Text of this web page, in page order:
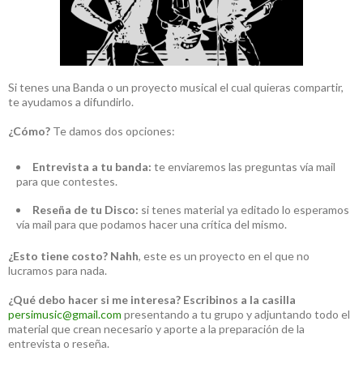
Si tenes una Banda o un proyecto musical el cual quieras compartir,
te ayudamos a difundirlo.
¿Cómo? Te damos dos opciones:
Entrevista a tu banda: te enviaremos las preguntas vía mail
para que contestes.
Reseña de tu Disco: si tenes material ya editado lo esperamos
vía mail para que podamos hacer una crítica del mismo.
¿Esto tiene costo? Nahh, este es un proyecto en el que no
lucramos para nada.
¿Qué debo hacer si me interesa? Escribinos a la casilla
persimusic@gmail.com presentando a tu grupo y adjuntando todo el
material que crean necesario y aporte a la preparación de la
entrevista o reseña.